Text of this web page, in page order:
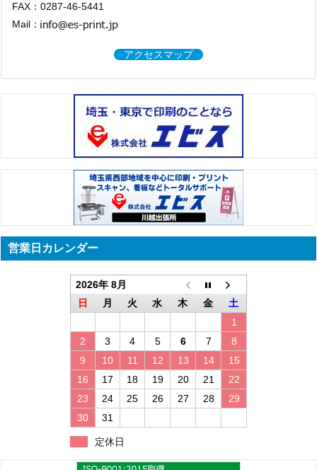
FAX：0287-46-5441
Mail：
アクセスマップ
営業日カレンダー
2026年 8月
日
月 火 水 木 金
土
1
2
3 4 5 6 7
8
9
10 11 12 13 14
15
16
17 18 19 20 21
22
23
24 25 26 27 28
29
30
31
定休日